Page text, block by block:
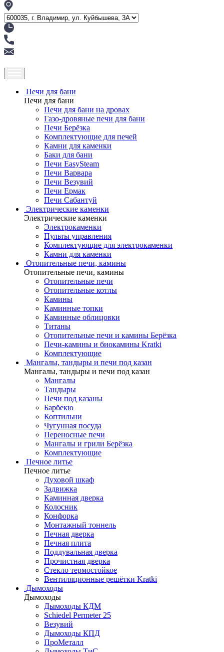
Печи для бани
Печи для бани
Печи для бани на дровах
Газо-дровяные печи для бани
Печи Берёзка
Комплектующие для печей
Камни для каменки
Баки для бани
Печи EasySteam
Печи Варвара
Печи Везувий
Печи Ермак
Печи Сабантуй
Электрические каменки
Электрические каменки
Электрокаменки
Пульты управления
Комплектующие для электрокаменки
Камни для каменки
Отопительные печи, камины
Отопительные печи, камины
Отопительные печи
Отопительные котлы
Камины
Каминные топки
Каминные облицовки
Титаны
Отопительные печи и камины Берёзка
Печи-камины и биокамины Kratki
Комплектующие
Мангалы, тандыры и печи под казан
Мангалы, тандыры и печи под казан
Мангалы
Тандыры
Печи под казаны
Барбекю
Коптильни
Чугунная посуда
Переносные печи
Мангалы и грили Берёзка
Комплектующие
Печное литье
Печное литье
Духовой шкаф
Задвижка
Каминная дверка
Колосник
Конфорка
Монтажный тоннель
Печная дверка
Печная плита
Поддувальная дверка
Прочистная дверка
Стекло термостойкое
Вентиляционные решётки Kratki
Дымоходы
Дымоходы
Дымоходы КДМ
Schiedel Permeter 25
Везувий
Дымоходы КПД
ПроМеталл